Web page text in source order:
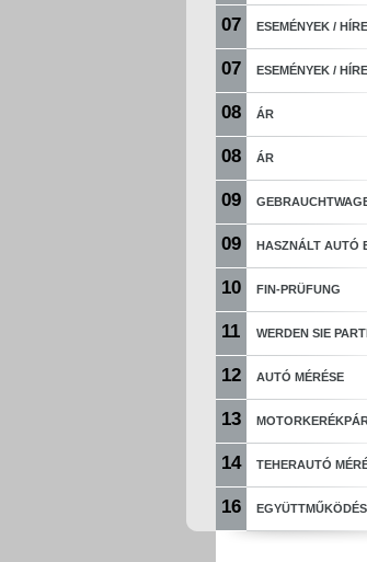
07 ESEMÉNYEK /
07 ESEMÉNYEK /
08 ÁR
08 ÁR
09
09 HASZNÁLT AUTÓ
10 FIN-PRÜFUNG
11 WERDEN SIE
12 AUTÓ MÉRÉSE
13
14 TEHERAUTÓ
16